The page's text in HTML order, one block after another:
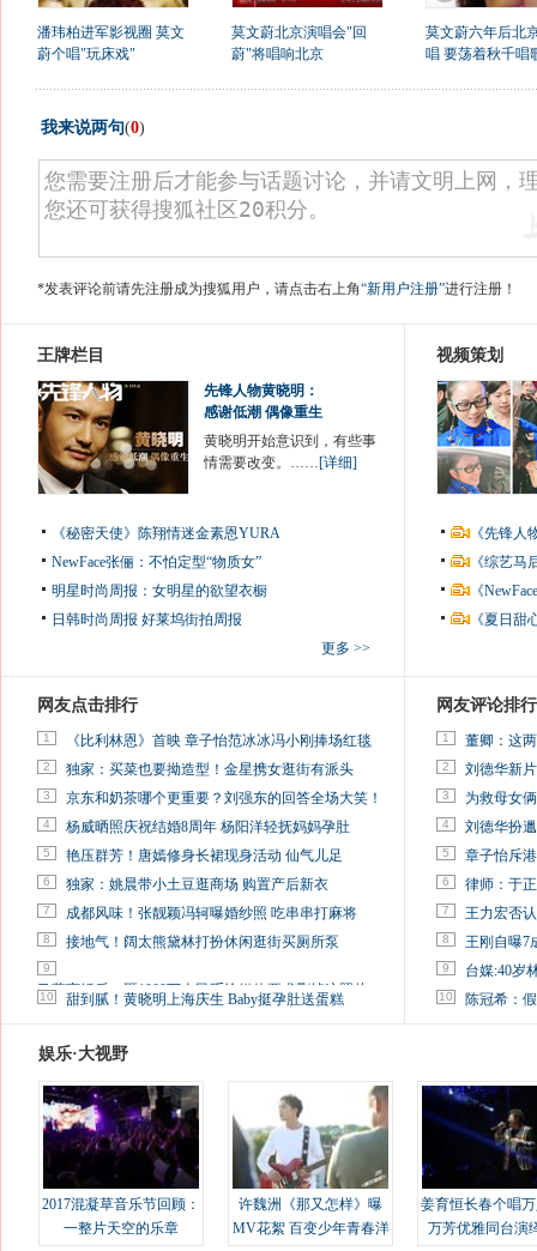
潘玮柏进军影视圈 莫文
蔚个唱"玩床戏"
莫文蔚北京演唱会"回
蔚"将唱响北京
莫文蔚六年后北
唱 要荡着秋千唱
我来说两句(0)
*发表评论前请先注册成为搜狐用户，请点击右上角“新用户注册”进行注册！
王牌栏目
先锋人物黄晓明：
感谢低潮 偶像重生
黄晓明开始意识到，有些事
情需要改变。……[详细]
《秘密天使》陈翔情迷金素恩YURA
NewFace张俪：不怕定型“物质女”
明星时尚周报：女明星的欲望衣橱
日韩时尚周报 好莱坞街拍周报
更多 >>
视频策划
《先锋
《综艺
《
《夏日
网友点击排行
1 《比利林恩》首映 章子怡范冰冰冯小刚捧场红毯
2 独家：买菜也要拗造型！金星携女逛街有派头
3 京东和奶茶哪个更重要？刘强东的回答全场大笑！
4 杨威晒照庆祝结婚8周年 杨阳洋轻抚妈妈孕肚
5 艳压群芳！唐嫣修身长裙现身活动 仙气儿足
6 独家：姚晨带小土豆逛商场 购置产后新衣
7 成都风味！张靓颖冯轲曝婚纱照 吃串串打麻将
8 接地气！阔太熊黛林打扮休闲逛街买厕所泵
9
马蓉离婚后，砸1000万人民币给媒体要求删掉这照片
10 甜到腻！黄晓明上海庆生 Baby挺孕肚送蛋糕
网友评论排行
1 董卿：这
2 刘德华新
3 为救母女
4 刘德华扮
5 章子怡斥
6 律师：于
7 王力宏否
8 王刚自曝7
9 台媒:40岁
10 陈冠希：
娱乐·大视野
2017混凝草音乐节回顾：
一整片天空的乐章
许魏洲《那又怎样》曝
MV花絮 百变少年青春洋
姜育恒长春个唱
万芳优雅同台演